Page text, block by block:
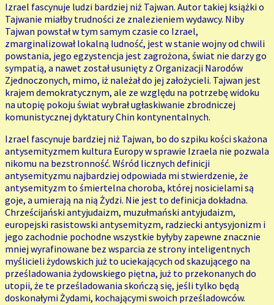
Izrael fascynuje ludzi bardziej niż Tajwan. Autor takiej książki o
Tajwanie miałby trudności ze znalezieniem wydawcy. Niby
Tajwan powstał w tym samym czasie co Izrael,
zmarginalizował lokalną ludność, jest w stanie wojny od chwili
powstania, jego egzystencja jest zagrożona, świat nie darzy go
sympatią, a nawet został usunięty z Organizacji Narodów
Zjednoczonych, mimo, iż należał do jej założycieli. Tajwan jest
krajem demokratycznym, ale ze względu na potrzebę widoku
na utopię pokoju świat wybrał ugłaskiwanie zbrodniczej
komunistycznej dyktatury Chin kontynentalnych.
Izrael fascynuje bardziej niż Tajwan, bo do szpiku kości skażona
antysemityzmem kultura Europy w sprawie Izraela nie pozwala
nikomu na bezstronność. Wśród licznych definicji
antysemityzmu najbardziej odpowiada mi stwierdzenie, że
antysemityzm to śmiertelna choroba, której nosicielami są
goje, a umierają na nią Żydzi. Nie jest to definicja dokładna.
Chrześcijański antyjudaizm, muzułmański antyjudaizm,
europejski rasistowski antysemityzm, radziecki antysyjonizm i
jego zachodnie pochodne wszystkie byłyby zapewne znacznie
mniej wyrafinowane bez wsparcia ze strony inteligentnych
myślicieli żydowskich już to uciekających od skazującego na
prześladowania żydowskiego piętna, już to przekonanych do
utopii, że te prześladowania skończą się, jeśli tylko będą
doskonałymi Żydami, kochającymi swoich prześladowców.